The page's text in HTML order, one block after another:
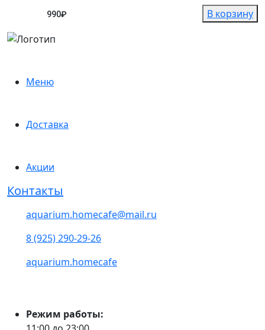
990₽ В корзину
Меню
Доставка
Акции
Контакты
aquarium.homecafe@mail.ru
8 (925) 290-29-26
aquarium.homecafe
Режим работы: